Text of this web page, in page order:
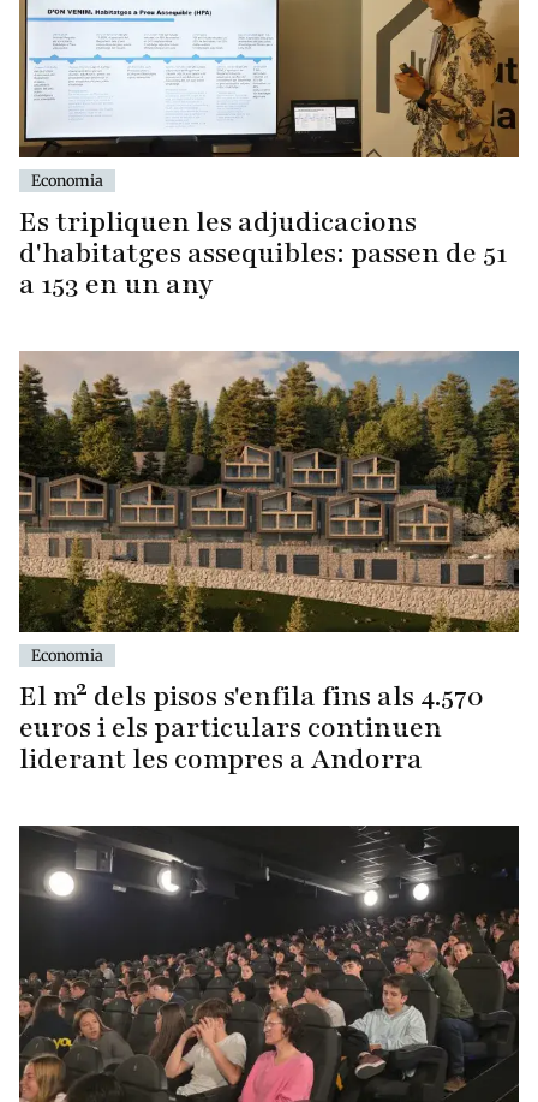
Economia
Es tripliquen les adjudicacions
d'habitatges assequibles: passen de 51
a 153 en un any
Economia
El m² dels pisos s'enfila fins als 4.570
euros i els particulars continuen
liderant les compres a Andorra